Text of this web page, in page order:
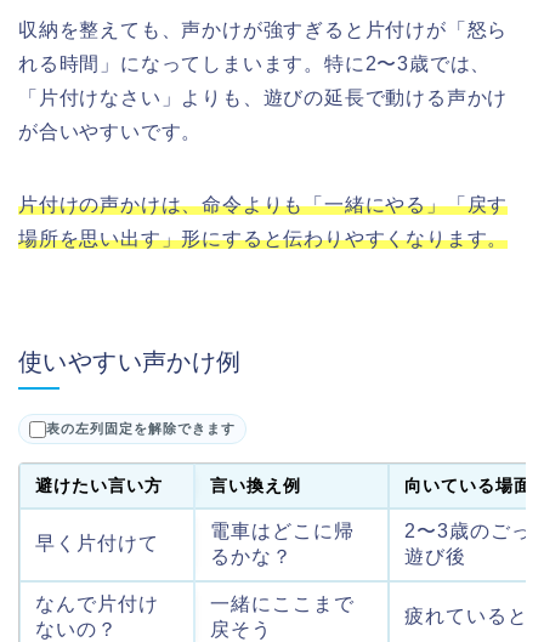
収納を整えても、声かけが強すぎると片付けが「怒ら
れる時間」になってしまいます。特に2〜3歳では、
「片付けなさい」よりも、遊びの延長で動ける声かけ
が合いやすいです。
片付けの声かけは、命令よりも「一緒にやる」「戻す
場所を思い出す」形にすると伝わりやすくなります。
使いやすい声かけ例
表の左列固定を解除できます
避けたい言い方 言い換え例 向いている場面
早く片付けて
電車はどこに帰
るかな？
2〜3歳のごっ
遊び後
なんで片付け
ないの？
一緒にここまで
戻そう
疲れていると